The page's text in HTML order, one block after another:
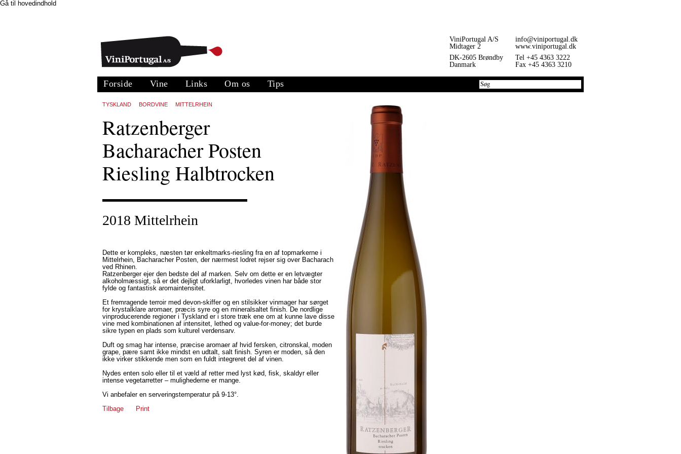
Gå til hovedindhold
ViniPortugal A/S
Midtager 2
DK-2605 Brøndby
Danmark
info@viniportugal.dk
www.viniportugal.dk
Tel +45 4363 3222
Fax +45 4363 3210
Forside Vine Links Om os Tips
TYSKLAND BORDVINE MITTELRHEIN
Ratzenberger
Bacharacher Posten
Riesling Halbtrocken
2018 Mittelrhein
Dette er kompleks, næsten tør enkeltmarks-riesling fra en af topmarkerne i
Mittelrhein, Bacharacher Posten, der nærmest lodret rejser sig over Bacharach
ved Rhinen.
Ratzenberger ejer den bedste del af marken. Selv om dette er en letvægter
alkoholmæssigt, så er det dejligt uforklarligt, hvorledes vinen har både stor
fylde og fantastisk aromaintensitet.
Et fremragende terroir med devon-skiffer og en stilsikker vinmager har sørget
for krystalklare aromaer, præcis syre og en mineralsaltet finish. De nordlige
vinproducerende regioner i Tyskland er i store træk ene om at kunne lave disse
vine med kombinationen af intensitet, lethed og value-for-money; det burde
sikre typen en plads som kulturel verdensarv.
Duft og smag har intense, præcise aromaer af hvid fersken, citronskal, moden
grape, pære samt ikke mindst en udtalt, salt finish. Syren er moden, så den
ikke virker stikkende men som en fuldt integreret del af vinen.
Nydes enten solo eller til et væld af retter med lyst kød, fisk, skaldyr eller
intense vegetarretter – mulighederne er mange.
Vi anbefaler en serveringstemperatur på 9-13°.
Tilbage
Print